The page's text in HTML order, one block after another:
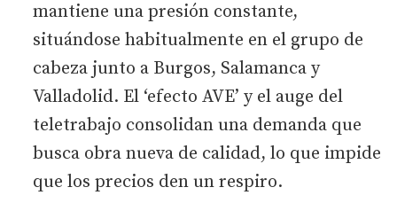
mantiene una presión constante,
situándose habitualmente en el grupo de
cabeza junto a Burgos, Salamanca y
Valladolid. El ‘efecto AVE’ y el auge del
teletrabajo consolidan una demanda que
busca obra nueva de calidad, lo que impide
que los precios den un respiro.